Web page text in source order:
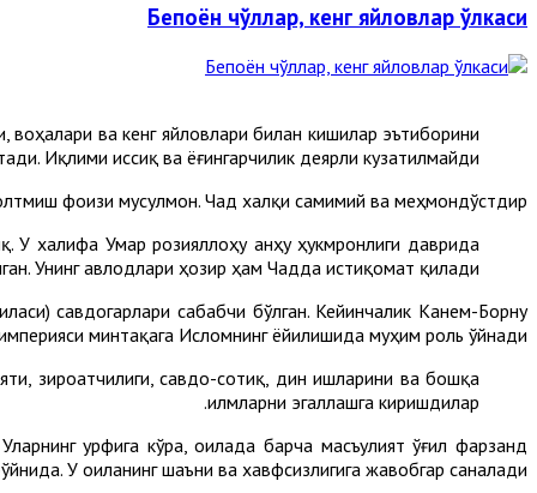
Бепоён чўллар, кенг яйловлар ўлкаси
воҳала­ри ва кенг яйловлари билан кишилар эъти­борини
Иқлими иссиқ ва ёғингарчилик деярли кузатилмайди.
фоизи мусулмон. Чад халқи самимий ва меҳмондўстдир.
халифа Умар розияллоҳу анҳу ҳукмронлиги даврида
Унинг авлодлари ҳозир ҳам Чадда истиқомат қилади.
савдогарлари сабабчи бўлган. Кейинчалик Канем-Борну
минтақага Исломнинг ёйилишида муҳим роль ўйнади.
зироатчилиги, савдо-сотиқ, дин ишларини ва бошқа
илмларни эгаллашга киришдилар.
урфига кўра, оилада барча масъулият ўғил фарзанд
У оиланинг шаъни ва хавфсизлигига жавобгар саналади.